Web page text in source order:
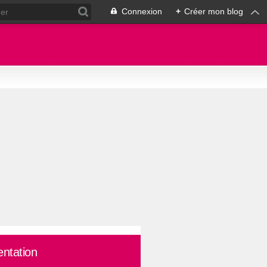
Connexion + Créer mon blog